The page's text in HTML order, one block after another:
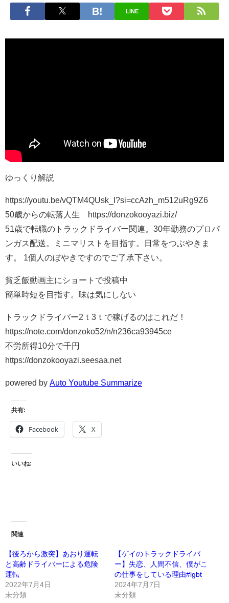
LINE
ゆっくり解説
https://youtu.be/vQTM4QUsk_I?si=ccAzh_m512uRg9Z6
50歳からの転落人生 https://donzokooyazi.biz/
51歳で転職のトラックドライバー関連。30年勤務のプロパ
ンガス配送。ミニマリストを目指す。日常をつぶやきま
す。 1個人のぼやきですのでご了承下さい。
貧乏飯動画主にショートで投稿中
簡単時短を目指す。味は気にしない
トラックドライバー2ｔ3ｔで稼げるのはこれだ！
https://note.com/donzoko52/n/n236ca93945ce
不労所得10分で千円
https://donzokooyazi.seesaa.net
powered by Auto Youtube Summarize
共有:
Facebook X
いいね:
関連
【後ろから激突】あおり運転
と高齢ドライバーによる危険
運転
2022年7月4日
未分類
【ゲイのトラックドライバ
ー】失恋、人間不信、僕がこ
の仕事をしている理由#lgbt
2024年7月7日
未分類